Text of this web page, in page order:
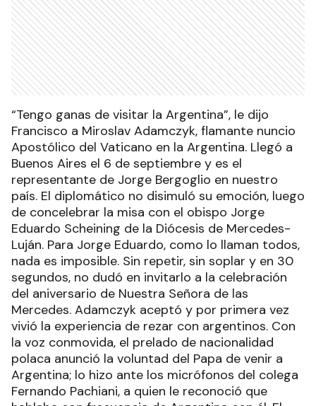
“Tengo ganas de visitar la Argentina”, le dijo
Francisco a Miroslav Adamczyk, flamante nuncio
Apostólico del Vaticano en la Argentina. Llegó a
Buenos Aires el 6 de septiembre y es el
representante de Jorge Bergoglio en nuestro
país. El diplomático no disimuló su emoción, luego
de concelebrar la misa con el obispo Jorge
Eduardo Scheining de la Diócesis de Mercedes-
Luján. Para Jorge Eduardo, como lo llaman todos,
nada es imposible. Sin repetir, sin soplar y en 30
segundos, no dudó en invitarlo a la celebración
del aniversario de Nuestra Señora de las
Mercedes. Adamczyk aceptó y por primera vez
vivió la experiencia de rezar con argentinos. Con
la voz conmovida, el prelado de nacionalidad
polaca anunció la voluntad del Papa de venir a
Argentina; lo hizo ante los micrófonos del colega
Fernando Pachiani, a quien le reconoció que